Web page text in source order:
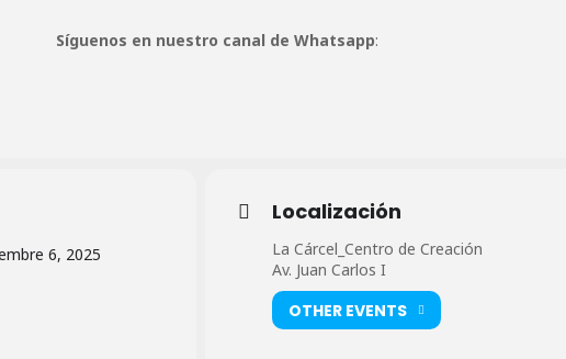
Síguenos en nuestro canal de Whatsapp:
6, 2025
Localización
La Cárcel_Centro de Creación
Av. Juan Carlos I
OTHER EVENTS